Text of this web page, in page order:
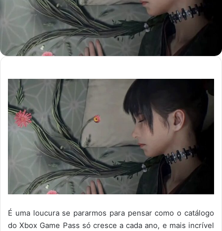
É uma loucura se pararmos para pensar como o catálogo
do Xbox Game Pass só cresce a cada ano, e mais incrível